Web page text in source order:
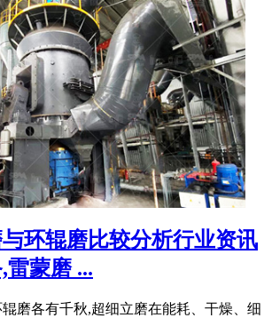
环辊磨比较分析行业资讯
雷蒙磨 ...
磨各有千秋,超细立磨在能耗、干燥、细